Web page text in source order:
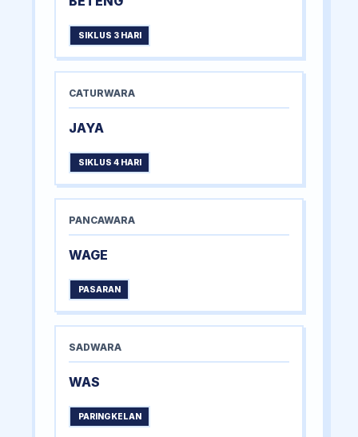
SIKLUS 3 HARI
CATURWARA
JAYA
SIKLUS 4 HARI
PANCAWARA
WAGE
PASARAN
SADWARA
WAS
PARINGKELAN